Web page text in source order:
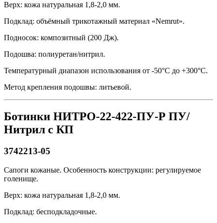
Верх: кожа натуральная 1,8-2,0 мм.
Подклад: объёмный трикотажный материал «Nemrut».
Подносок: композитный (200 Дж).
Подошва: полиуретан/нитрил.
Температурный диапазон использования от -50°С до +300°С.
Метод крепления подошвы: литьевой.
Ботинки НИТРО-22-422-ПУ-Р ПУ/
Нитрил с КП
3742213-05
Сапоги кожаные. Особенность конструкции: регулируемое
голенище.
Верх: кожа натуральная 1,8-2,0 мм.
Подклад: бесподкладочные.